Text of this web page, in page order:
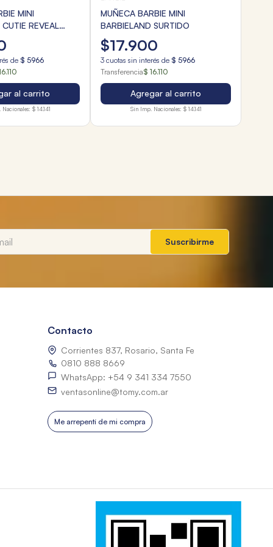
MINI
REVEAL
de $ 5966
al carrito
$ 14.141
MUÑECA BARBIE MINI
BARBIELAND SURTIDO
$17.900
3 cuotas sin interés de $ 5966
Transferencia$ 16.110
Agregar al carrito
Sin Imp. Nacionales: $ 14.141
Suscribirme
Contacto
Corrientes 837, Rosario, Santa Fe
0810 888 8669
WhatsApp: +54 9 341 334 7550
ventasonline@tomy.com.ar
Me arrepentí de mi compra